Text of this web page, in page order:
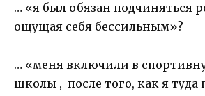
… «я был обязан подчиняться
ощущая себя бессильным»?
… «меня включили в
школы , после того, как я туда